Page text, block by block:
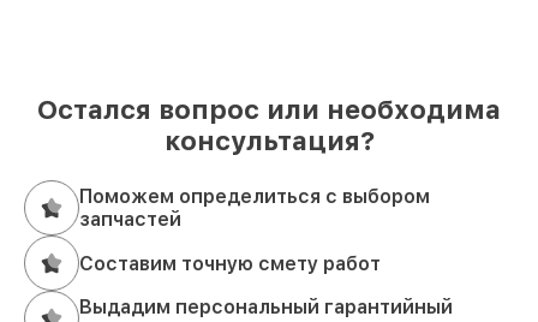
Остался вопрос или необходима
консультация?
Поможем определиться с выбором
запчастей
Составим точную смету работ
Выдадим персональный гарантийный